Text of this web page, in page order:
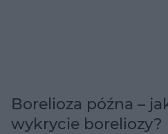
Borelioza późna –
wykrycie boreliozy?